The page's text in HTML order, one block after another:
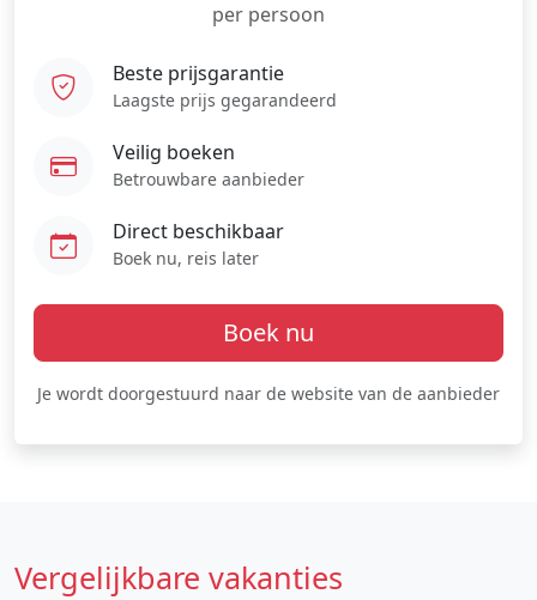
per persoon
Beste prijsgarantie
Laagste prijs gegarandeerd
Veilig boeken
Betrouwbare aanbieder
Direct beschikbaar
Boek nu, reis later
Boek nu
Je wordt doorgestuurd naar de website van de aanbieder
Vergelijkbare vakanties